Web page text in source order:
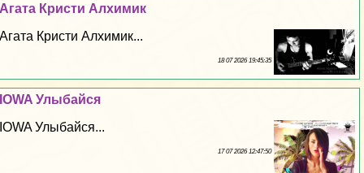
Агата Кристи Алхимик
Агата Кристи Алхимик...
18 07 2026 19:45:35
IOWA Улыбайся
IOWA Улыбайся...
17 07 2026 12:47:50